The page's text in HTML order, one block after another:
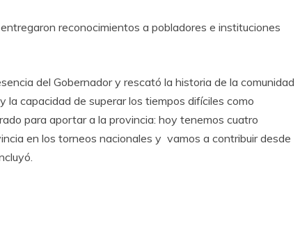
reconocimientos a pobladores e instituciones
del Gobernador y rescató la historia de la comunidad
la capacidad de superar los tiempos difíciles como
para aportar a la provincia: hoy tenemos cuatro
en los torneos nacionales y vamos a contribuir desde